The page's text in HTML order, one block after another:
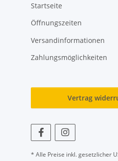
Startseite
Öffnungszeiten
Versandinformationen
Zahlungsmöglichkeiten
Vertrag
* Alle Preise inkl. gesetzlicher